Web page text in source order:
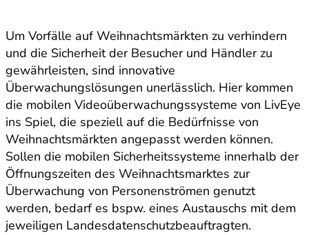
Um Vorfälle auf Weihnachtsmärkten zu verhindern
und die Sicherheit der Besucher und Händler zu
gewährleisten, sind innovative
Überwachungslösungen unerlässlich. Hier kommen
die mobilen Videoüberwachungssysteme von LivEye
ins Spiel, die speziell auf die Bedürfnisse von
Weihnachtsmärkten angepasst werden können.
Sollen die mobilen Sicherheitssysteme innerhalb der
Öffnungszeiten des Weihnachtsmarktes zur
Überwachung von Personenströmen genutzt
werden, bedarf es bspw. eines Austauschs mit dem
jeweiligen Landesdatenschutzbeauftragten.